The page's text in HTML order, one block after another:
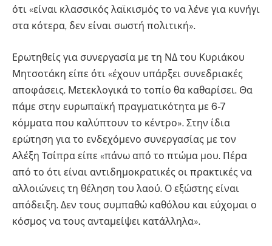
ότι «είναι κλασσικός λαϊκισμός το να λένε για κυνήγι
στα κότερα, δεν είναι σωστή πολιτική».
Ερωτηθείς για συνεργασία με τη ΝΔ του Κυριάκου
Μητσοτάκη είπε ότι «έχουν υπάρξει συνεδριακές
αποφάσεις. Μετεκλογικά το τοπίο θα καθαρίσει. Θα
πάμε στην ευρωπαϊκή πραγματικότητα με 6-7
κόμματα που καλύπτουν το κέντρο». Στην ίδια
ερώτηση για το ενδεχόμενο συνεργασίας με τον
Αλέξη Τσίπρα είπε «πάνω από το πτώμα μου. Πέρα
από το ότι είναι αντιδημοκρατικές οι πρακτικές να
αλλοιώνεις τη θέληση του λαού. Ο εξώστης είναι
απόδειξη. Δεν τους συμπαθώ καθόλου και εύχομαι ο
κόσμος να τους ανταμείψει κατάλληλα».